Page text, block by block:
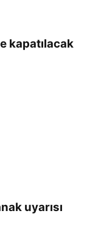
kapatılacak
uyarısı